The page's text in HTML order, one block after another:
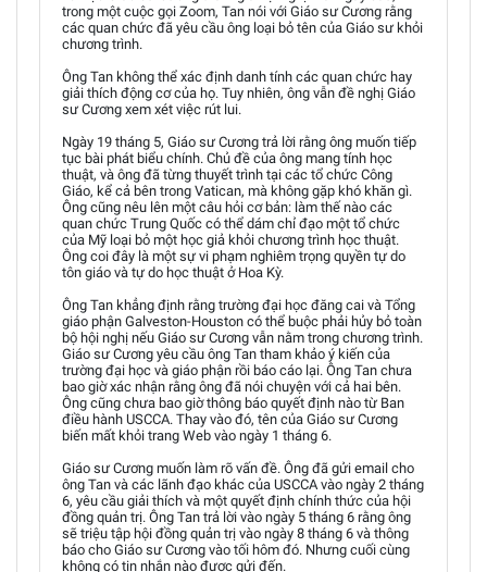
trong một cuộc gọi Zoom, Tan nói với Giáo sư Cương rằng
các quan chức đã yêu cầu ông loại bỏ tên của Giáo sư khỏi
chương trình.
Ông Tan không thể xác định danh tính các quan chức hay
giải thích động cơ của họ. Tuy nhiên, ông vẫn đề nghị Giáo
sư Cương xem xét việc rút lui.
Ngày 19 tháng 5, Giáo sư Cương trả lời rằng ông muốn tiếp
tục bài phát biểu chính. Chủ đề của ông mang tính học
thuật, và ông đã từng thuyết trình tại các tổ chức Công
Giáo, kể cả bên trong Vatican, mà không gặp khó khăn gì.
Ông cũng nêu lên một câu hỏi cơ bản: làm thế nào các
quan chức Trung Quốc có thể dám chỉ đạo một tổ chức
của Mỹ loại bỏ một học giả khỏi chương trình học thuật.
Ông coi đây là một sự vi phạm nghiêm trọng quyền tự do
tôn giáo và tự do học thuật ở Hoa Kỳ.
Ông Tan khẳng định rằng trường đại học đăng cai và Tổng
giáo phận Galveston-Houston có thể buộc phải hủy bỏ toàn
bộ hội nghị nếu Giáo sư Cương vẫn nằm trong chương trình.
Giáo sư Cương yêu cầu ông Tan tham khảo ý kiến của
trường đại học và giáo phận rồi báo cáo lại. Ông Tan chưa
bao giờ xác nhận rằng ông đã nói chuyện với cả hai bên.
Ông cũng chưa bao giờ thông báo quyết định nào từ Ban
điều hành USCCA. Thay vào đó, tên của Giáo sư Cương
biến mất khỏi trang Web vào ngày 1 tháng 6.
Giáo sư Cương muốn làm rõ vấn đề. Ông đã gửi email cho
ông Tan và các lãnh đạo khác của USCCA vào ngày 2 tháng
6, yêu cầu giải thích và một quyết định chính thức của hội
đồng quản trị. Ông Tan trả lời vào ngày 5 tháng 6 rằng ông
sẽ triệu tập hội đồng quản trị vào ngày 8 tháng 6 và thông
báo cho Giáo sư Cương vào tối hôm đó. Nhưng cuối cùng
không có tin nhắn nào được gửi đến.